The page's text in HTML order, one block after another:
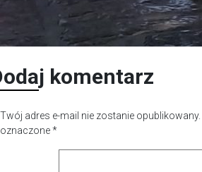
komentarz
Twój adres e-mail nie zostanie opublikowany.
oznaczone*